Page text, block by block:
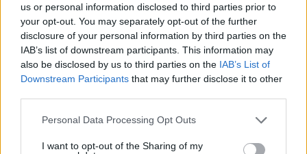
us or personal information disclosed to third parties prior to
your opt-out. You may separately opt-out of the further
disclosure of your personal information by third parties on the
IAB’s list of downstream participants. This information may
also be disclosed by us to third parties on the IAB’s List of
Downstream Participants that may further disclose it to other
Please note that this website/app uses one or more Google
not limited to your visit or usage behaviour. You may click to
Personal Data Processing Opt Outs
I want to opt-out of the Sharing of my
Φωτιά στη Μικρή Βίγλα της Νάξου, σηκώθηκε ένα
ελικόπτερο
πριν 27 λεπτά
Φιλική ήττα για την Χαλ στο ντεμπούτο του Τζολάκη, 2-
0 από την Άϊντραχτ
πριν 28 λεπτά
All’Antico Vinaio: Ουρές έξω από ένα από τα καλύτερα